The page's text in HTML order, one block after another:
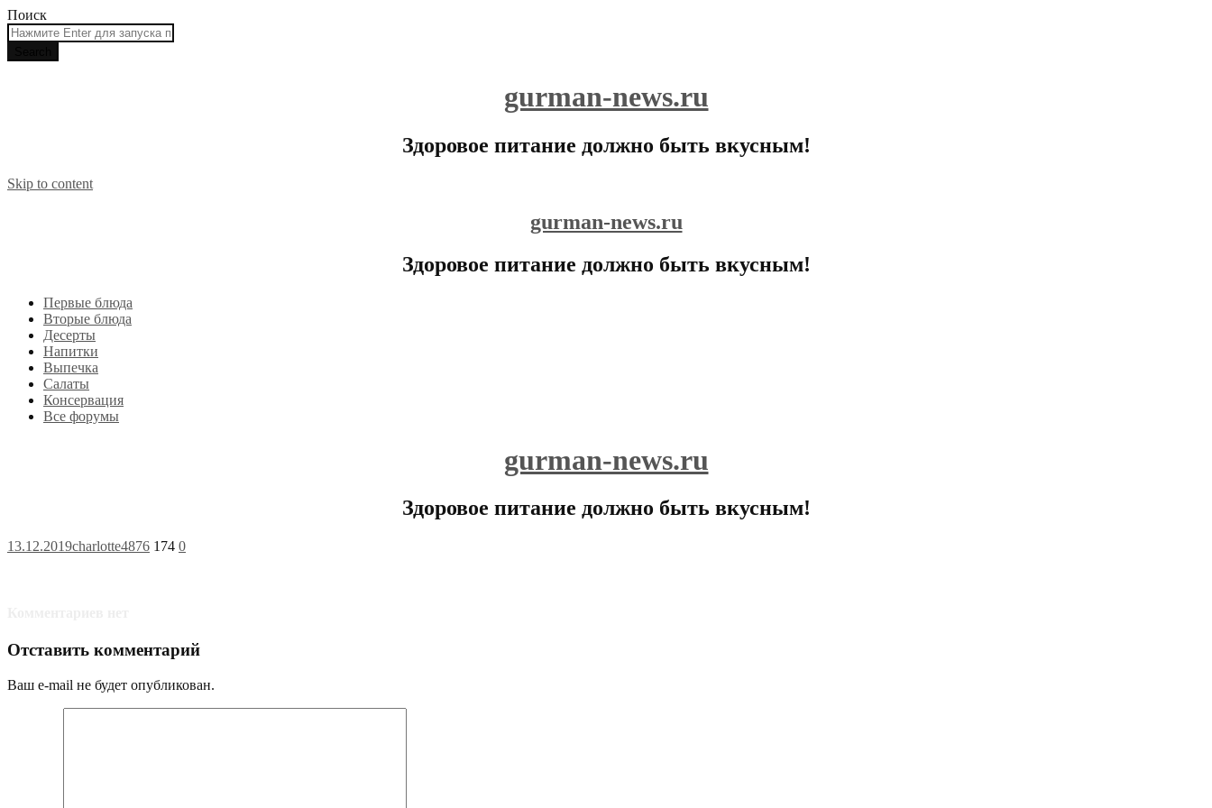
Поиск
gurman-news.ru
Здоровое питание должно быть вкусным!
Skip to content
gurman-news.ru
Здоровое питание должно быть вкусным!
Первые блюда
Вторые блюда
Десерты
Напитки
Выпечка
Салаты
Консервация
Все форумы
gurman-news.ru
Здоровое питание должно быть вкусным!
13.12.2019charlotte4876 174 0
Отставить комментарий
Ваш e-mail не будет опубликован.